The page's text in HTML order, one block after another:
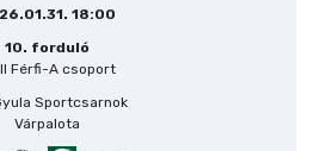
18:00
10. forduló
II Férfi-A csoport
Sportcsarnok
Várpalota